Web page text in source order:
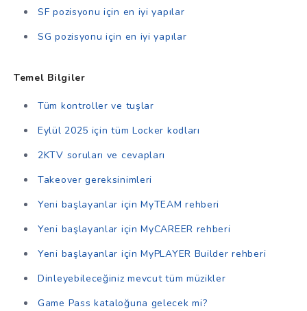
SF pozisyonu için en iyi yapılar
SG pozisyonu için en iyi yapılar
Temel Bilgiler
Tüm kontroller ve tuşlar
Eylül 2025 için tüm Locker kodları
2KTV soruları ve cevapları
Takeover gereksinimleri
Yeni başlayanlar için MyTEAM rehberi
Yeni başlayanlar için MyCAREER rehberi
Yeni başlayanlar için MyPLAYER Builder rehberi
Dinleyebileceğiniz mevcut tüm müzikler
Game Pass kataloğuna gelecek mi?